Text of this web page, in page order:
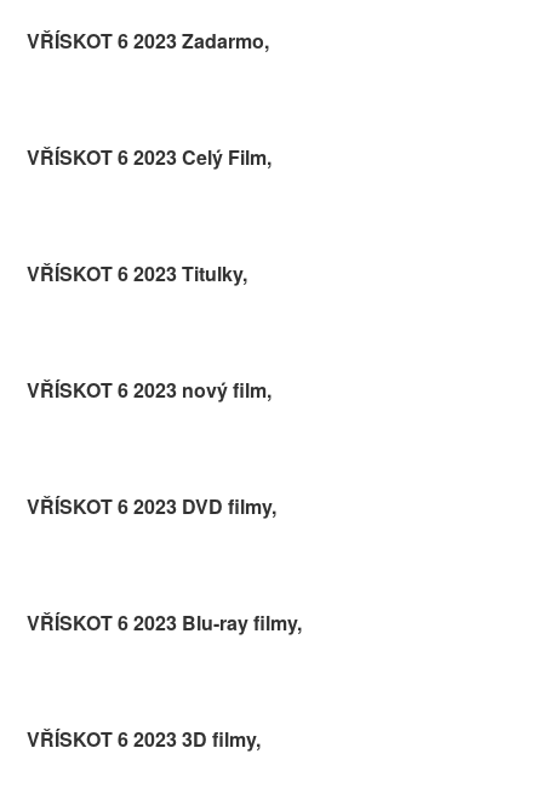
VŘÍSKOT 6 2023 Zadarmo,
VŘÍSKOT 6 2023 Celý Film,
VŘÍSKOT 6 2023 Titulky,
VŘÍSKOT 6 2023 nový film,
VŘÍSKOT 6 2023 DVD filmy,
VŘÍSKOT 6 2023 Blu-ray filmy,
VŘÍSKOT 6 2023 3D filmy,